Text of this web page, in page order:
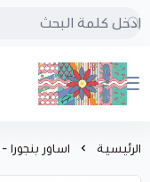
بُنجرة
الرئيسية اساور بنجورا - Punjora